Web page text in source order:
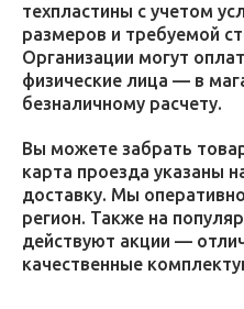
техпластины с учетом
размеров и требуемой
Организации могут
физические лица — в
безналичному расчету.
Вы можете забрать
карта проезда указаны
доставку. Мы
регион. Также на
действуют акции —
качественные